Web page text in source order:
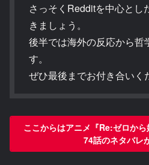
さっそくRedditを中心とし
きましょう。
後半では海外の反応から哲
す。
ぜひ最後までお付き合いく
ここからはアニメ『Re:ゼロか
74話のネタバレ